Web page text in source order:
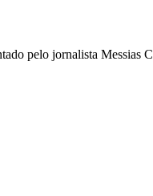
pelo jornalista Messias